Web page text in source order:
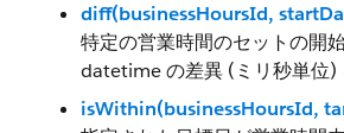
diff(businessHoursId,
特定の営業時間のセットの開
datetime の差異 (ミリ秒単位)
isWithin(businessHoursId,